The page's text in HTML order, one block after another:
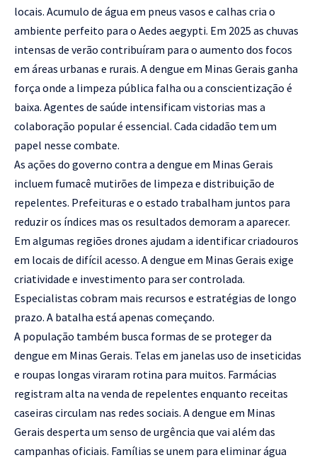
locais. Acumulo de água em pneus vasos e calhas cria o
ambiente perfeito para o Aedes aegypti. Em 2025 as chuvas
intensas de verão contribuíram para o aumento dos focos
em áreas urbanas e rurais. A dengue em Minas Gerais ganha
força onde a limpeza pública falha ou a conscientização é
baixa. Agentes de saúde intensificam vistorias mas a
colaboração popular é essencial. Cada cidadão tem um
papel nesse combate.
As ações do governo contra a dengue em Minas Gerais
incluem fumacê mutirões de limpeza e distribuição de
repelentes. Prefeituras e o estado trabalham juntos para
reduzir os índices mas os resultados demoram a aparecer.
Em algumas regiões drones ajudam a identificar criadouros
em locais de difícil acesso. A dengue em Minas Gerais exige
criatividade e investimento para ser controlada.
Especialistas cobram mais recursos e estratégias de longo
prazo. A batalha está apenas começando.
A população também busca formas de se proteger da
dengue em Minas Gerais. Telas em janelas uso de inseticidas
e roupas longas viraram rotina para muitos. Farmácias
registram alta na venda de repelentes enquanto receitas
caseiras circulam nas redes sociais. A dengue em Minas
Gerais desperta um senso de urgência que vai além das
campanhas oficiais. Famílias se unem para eliminar água